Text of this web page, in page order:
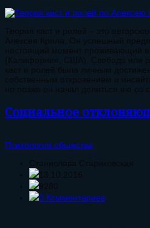
Теория каст и ролей – это
Алексея Крола. Он успешный
настоящий момент проживающий
(Калифорния, США). Свобода или
каст и ролей была личным
собственным откровением и
но позже он начал делиться ею со
Социальное
Психология общества
Станислава Стариковская
13.10.2016
9280
0 Комментариев